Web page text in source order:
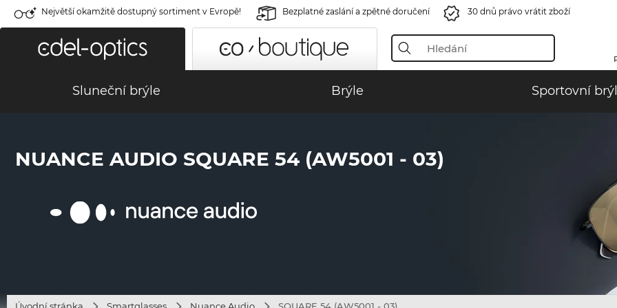
Největší okamžitě dostupný sortiment v Evropě! Bezplatné zaslání a zpětné doručení 30 dnů právo vrátit zboží
Sluneční brýle Brýle Sportovní
NUANCE AUDIO SQUARE 54 (AW5001 - 03)